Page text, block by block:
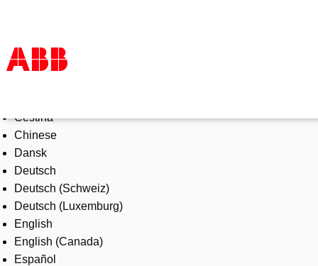
Products & Solutions
Industries
Services
About us
Where to buy
Contact us
Careers
Čeština
Chinese
Dansk
Deutsch
Deutsch (Schweiz)
Deutsch (Luxemburg)
English
English (Canada)
Español